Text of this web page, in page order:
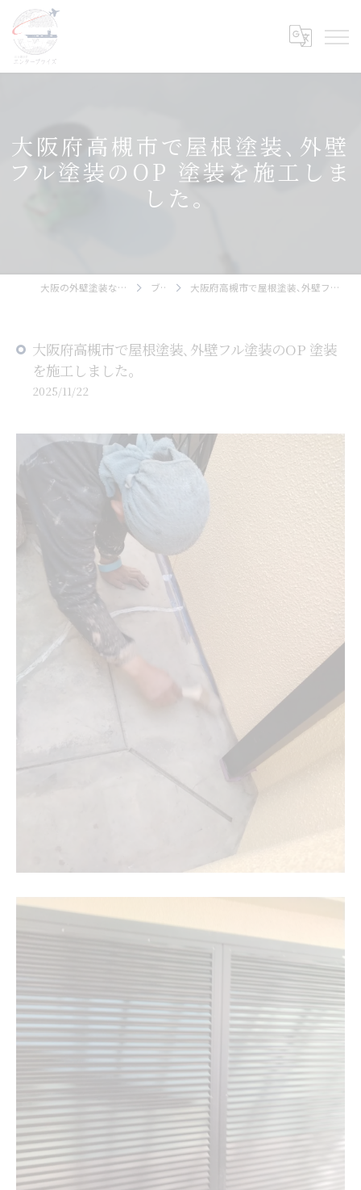
大阪府高槻市で屋根塗装､外壁
フル塗装のOP 塗装を施工しま
した。
大阪の外壁塗装ならエンタープライズ ブログ 大阪府高槻市で屋根塗装､外壁フル塗装のOP 塗装を施工しました。
大阪府高槻市で屋根塗装､外壁フル塗装のOP 塗装
を施工しました。
2025/11/22